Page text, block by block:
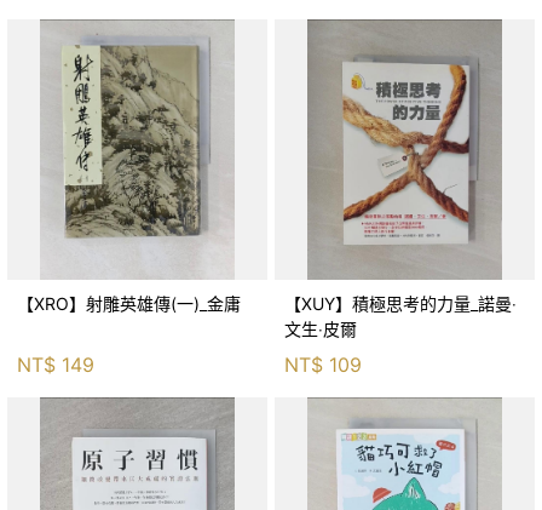
【XRO】射雕英雄傳(一)_金庸
NT$ 149
【XUY】積極思考的力量_諾曼‧
文生‧皮爾
NT$ 109